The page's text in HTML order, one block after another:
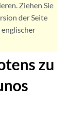
Ziehen Sie
der Seite
zu